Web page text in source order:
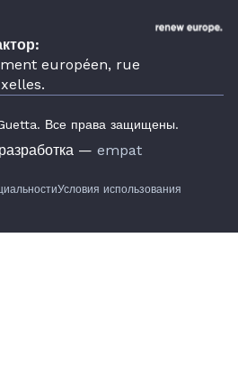
européen, rue
Все права защищены.
— empat
Условия использования